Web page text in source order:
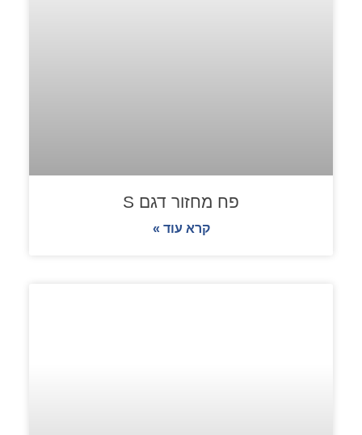
פח מחזור דגם S
קרא עוד »